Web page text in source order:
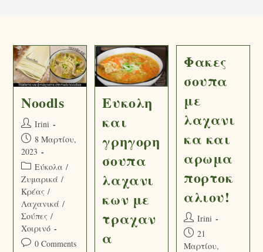
Νoodls
Irini
8 Μαρτίου,
2023
Εύκολα /
Ζυμαρικά /
Κρέας /
Λαχανικά /
Σούπες /
Χοιρινό
0 Comments
Ευκολη
και
γρηγορη
σουπα
λαχανι
κων με
τραχαν
α
Φακες
σουπα
με
λαχανι
κα και
αρωμα
πορτοκ
αλιου!
Irini
21
Μαρτίου,